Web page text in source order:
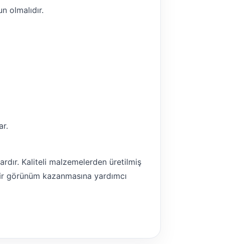
olmalıdır.
Kaliteli malzemelerden üretilmiş
kazanmasına yardımcı